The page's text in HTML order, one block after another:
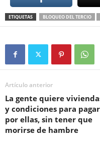
ETIQUETAS BLOQUEO DEL TERCIO
Artículo anterior
La gente quiere
y condiciones para pagar
por ellas, sin tener que
morirse de hambre